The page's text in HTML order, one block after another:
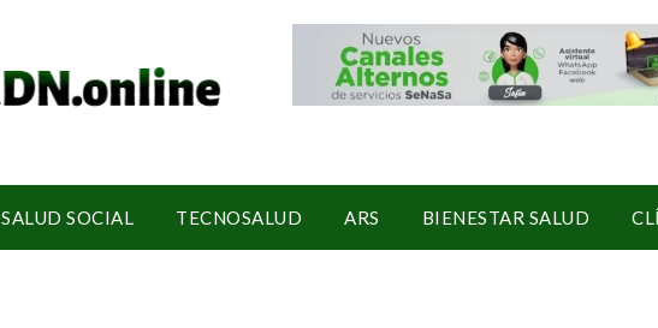
SALUD SOCIAL TECNOSALUD ARS BIENESTAR SALUD